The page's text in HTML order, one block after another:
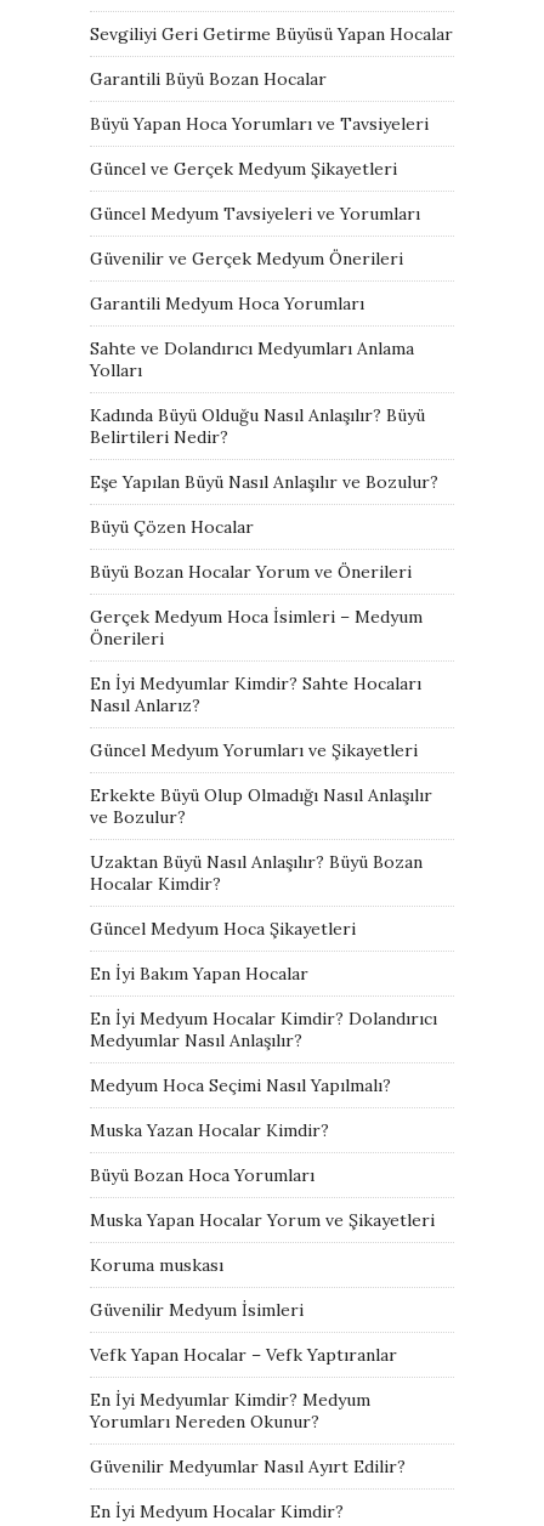
Sevgiliyi Geri Getirme Büyüsü Yapan Hocalar
Garantili Büyü Bozan Hocalar
Büyü Yapan Hoca Yorumları ve Tavsiyeleri
Güncel ve Gerçek Medyum Şikayetleri
Güncel Medyum Tavsiyeleri ve Yorumları
Güvenilir ve Gerçek Medyum Önerileri
Garantili Medyum Hoca Yorumları
Sahte ve Dolandırıcı Medyumları Anlama
Yolları
Kadında Büyü Olduğu Nasıl Anlaşılır? Büyü
Belirtileri Nedir?
Eşe Yapılan Büyü Nasıl Anlaşılır ve Bozulur?
Büyü Çözen Hocalar
Büyü Bozan Hocalar Yorum ve Önerileri
Gerçek Medyum Hoca İsimleri – Medyum
Önerileri
En İyi Medyumlar Kimdir? Sahte Hocaları
Nasıl Anlarız?
Güncel Medyum Yorumları ve Şikayetleri
Erkekte Büyü Olup Olmadığı Nasıl Anlaşılır
ve Bozulur?
Uzaktan Büyü Nasıl Anlaşılır? Büyü Bozan
Hocalar Kimdir?
Güncel Medyum Hoca Şikayetleri
En İyi Bakım Yapan Hocalar
En İyi Medyum Hocalar Kimdir? Dolandırıcı
Medyumlar Nasıl Anlaşılır?
Medyum Hoca Seçimi Nasıl Yapılmalı?
Muska Yazan Hocalar Kimdir?
Büyü Bozan Hoca Yorumları
Muska Yapan Hocalar Yorum ve Şikayetleri
Koruma muskası
Güvenilir Medyum İsimleri
Vefk Yapan Hocalar – Vefk Yaptıranlar
En İyi Medyumlar Kimdir? Medyum
Yorumları Nereden Okunur?
Güvenilir Medyumlar Nasıl Ayırt Edilir?
En İyi Medyum Hocalar Kimdir?